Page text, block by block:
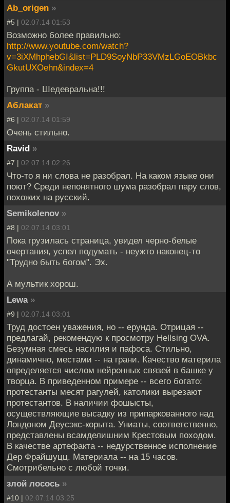
Ab_origen »
#5 | 02.07.14 01:53
Возможно более правильно:
http://www.youtube.com/watch?
v=3iXMhphebGI&list=PLD9SoyNbP33VMzLGoEOBkbc
GkutUXOehn&index=4
Группа - Шедевральна!!!
Аблакат »
#6 | 02.07.14 01:59
Очень стильно.
Ravid »
#7 | 02.07.14 02:26
Что-то я ни слова не разобрал. На каком языке они
поют? Среди непонятного шума разобрал пару слов,
похожих на русский.
Semikolenov »
#8 | 02.07.14 03:01
Пока грузилась страница, увидел черно-белые
очертания, успел подумать - неужто наконец-то
"Трудно быть богом". Эх.
А мультик хорош.
Lewa »
#9 | 02.07.14 03:01
Труд достоен уважения, но -- ерунда. Отрицая --
предлагай, рекомендую к просмотру Hellsing OVA.
Безумная смесь насилия и пафоса. Стильно,
динамично, местами -- на грани. Качество материла
определяется числом нейронных связей в башке у
творца. В приведенном примере -- всего богато:
протестанты месят рагулей, католики вырезают
протестантов. В наличии фошысты,
осуществляющие высадку из припаркованного над
Лондоном Деусэкс-корыта. Униаты, соответственно,
представлены всамделишним Крестовым походом.
В качестве артефакта -- недурственное исполнение
Дер Фрайшуцц. Материала -- на 15 часов.
Смотрибельно с любой точки.
злой лосось »
#10 | 02.07.14 03:25